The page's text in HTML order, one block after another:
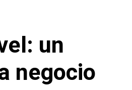
un
negocio